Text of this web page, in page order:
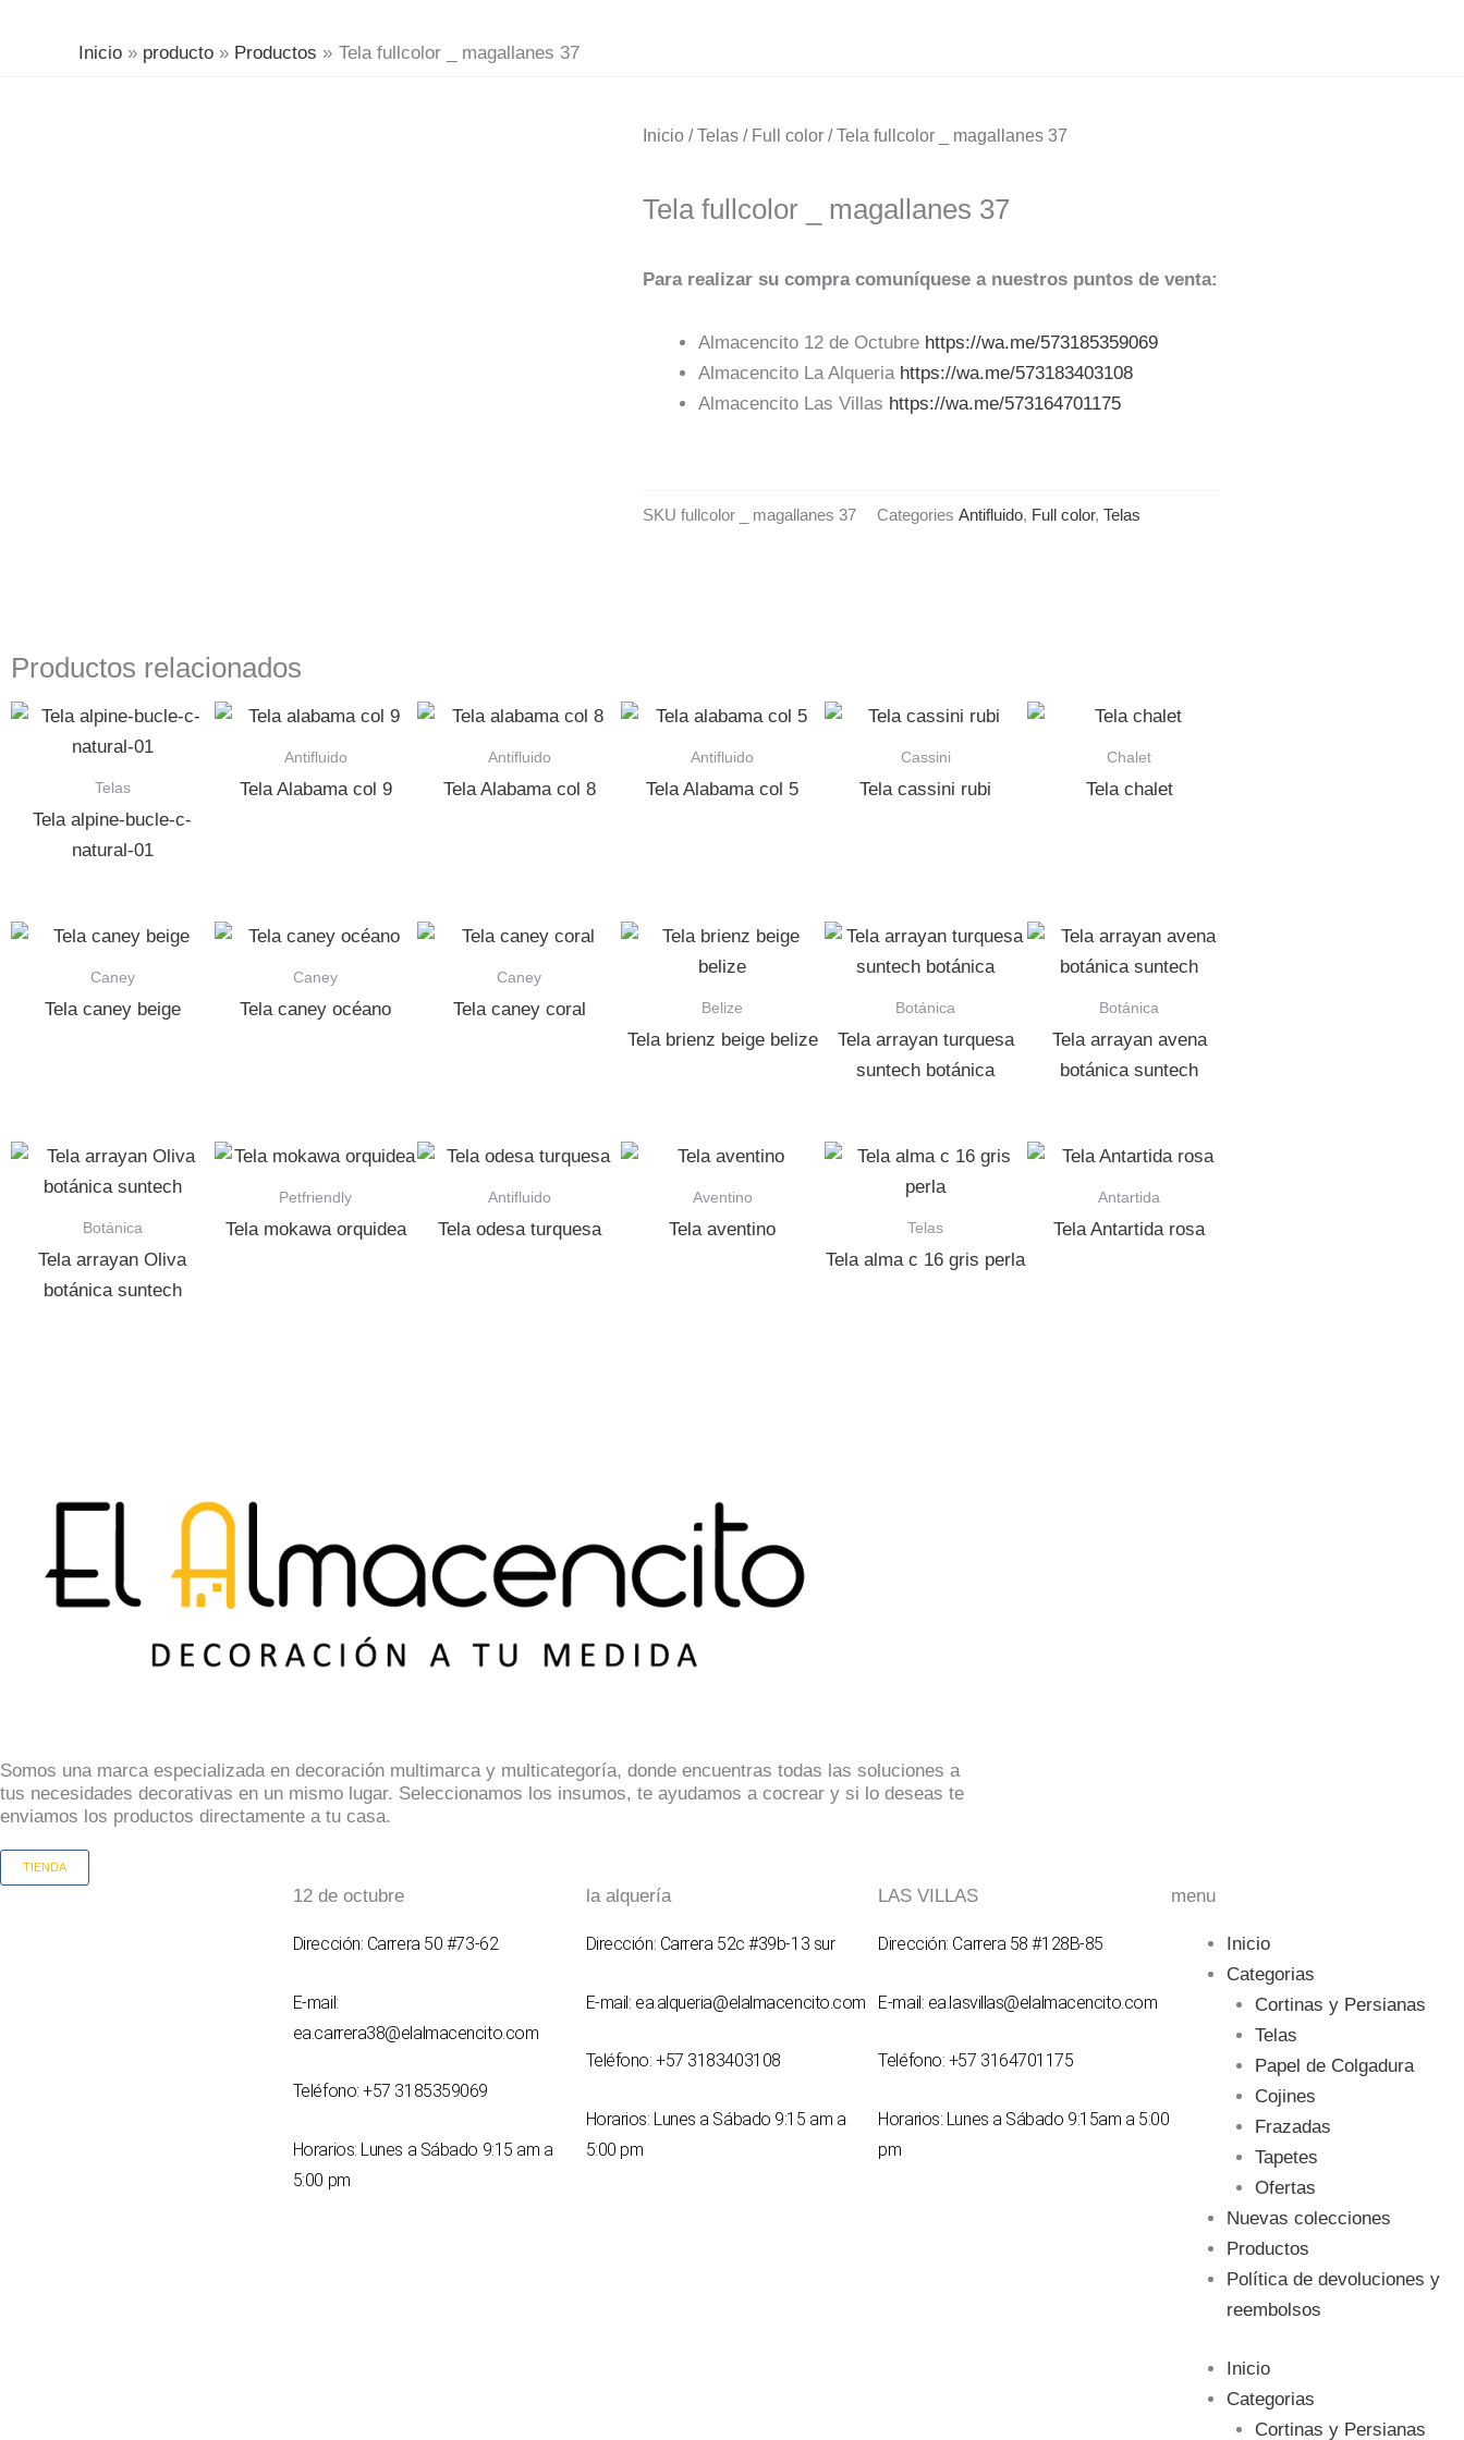
Inicio producto Productos Tela fullcolor _ magallanes 37
Inicio /Telas / Full color / Tela fullcolor _ magallanes 37
Tela fullcolor _ magallanes 37
Para realizar su compra comuníquese a nuestros puntos de venta:
Almacencito 12 de Octubre https://wa.me/573185359069
Almacencito La Alqueria https://wa.me/573183403108
Almacencito Las Villas https://wa.me/573164701175
SKU fullcolor _ magallanes 37 Categories Antifluido, Full color, Telas
Productos relacionados
Telas
Tela alpine-bucle-c-
natural-01
Antifluido
Tela Alabama col 9
Antifluido
Tela Alabama col 8
Antifluido
Tela Alabama col 5
Cassini
Tela cassini rubi
Chalet
Tela chalet
Caney
Tela caney beige
Caney
Tela caney océano
Caney
Tela caney coral Belize
Tela brienz beige belize
Botánica
Tela arrayan turquesa
suntech botánica
Botánica
Tela arrayan avena
botánica suntech
Botánica
Tela arrayan Oliva
botánica suntech
Petfriendly
Tela mokawa orquidea
Antifluido
Tela odesa turquesa
Aventino
Tela aventino Telas
Tela alma c 16 gris perla
Antartida
Tela Antartida rosa
Somos una marca especializada en decoración multimarca y multicategoría, donde encuentras todas las soluciones a
tus necesidades decorativas en un mismo lugar. Seleccionamos los insumos, te ayudamos a cocrear y si lo deseas te
enviamos los productos directamente a tu casa.
TIENDA
12 de octubre
Dirección: Carrera 50 #73-62
E-mail:
ea.carrera38@elalmacencito.com
Teléfono: +57 3185359069
Horarios: Lunes a Sábado 9:15 am a
5:00 pm
la alquería
Dirección: Carrera 52c #39b-13 sur
E-mail: ea.alqueria@elalmacencito.com
Teléfono: +57 3183403108
Horarios: Lunes a Sábado 9:15 am a
5:00 pm
LAS VILLAS
Dirección: Carrera 58 #128B-85
E-mail: ea.lasvillas@elalmacencito.com
Teléfono: +57 3164701175
Horarios: Lunes a Sábado 9:15am a 5:00
pm
menu
Inicio
Categorias
Cortinas y Persianas
Telas
Papel de Colgadura
Cojines
Frazadas
Tapetes
Ofertas
Nuevas colecciones
Productos
Política de devoluciones y
reembolsos
Inicio
Categorias
Cortinas y Persianas